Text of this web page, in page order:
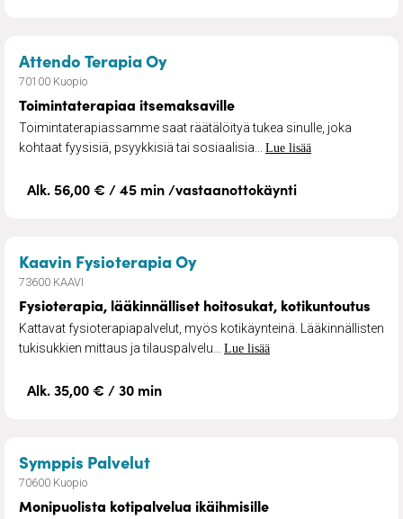
Attendo Terapia Oy– Toimintaterapiaa
70100 Kuopio
Toimintaterapiaa itsemaksaville
Toimintaterapiassamme saat räätälöityä tukea sinulle, joka
kohtaat fyysisiä, psyykkisiä tai sosiaalisia... Lue lisää
Alk. 56,00 € / 45 min /vastaanottokäynti
Kaavin Fysioterapia Oy– Fysioterapia,
73600 KAAVI
Fysioterapia, lääkinnälliset hoitosukat, kotikuntoutus
Kattavat fysioterapiapalvelut, myös kotikäynteinä. Lääkinnällisten
tukisukkien mittaus ja tilauspalvelu... Lue lisää
Alk. 35,00 € / 30 min
Symppis Palvelut– Monipuolista kotipalvelua
70600 Kuopio
Monipuolista kotipalvelua ikäihmisille